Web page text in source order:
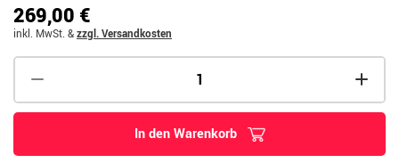
269,00 €
inkl. MwSt. &zzgl. Versandkosten
In den Warenkorb